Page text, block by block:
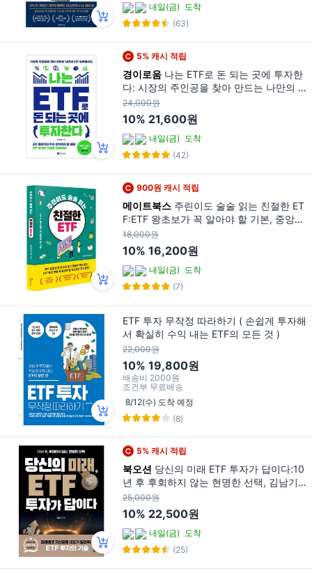
내일(금) 도착
(63)
5% 캐시 적립
경이로움 나는 ETF로 돈 되는 곳에 투자한
다: 시장의 주인공을 찾아 만드는 나만의 E
TF포트폴리오, 경이로움, 김수정
24,000원
10% 21,600원
내일(금) 도착
(42)
900원 캐시 적립
메이트북스 주린이도 술술 읽는 친절한 ET
F:ETF 왕초보가 꼭 알아야 할 기본, 중앙일
보 머니랩 저, 메이트북스
18,000원
10% 16,200원
내일(금) 도착
(7)
ETF 투자 무작정 따라하기 ( 손쉽게 투자해
서 확실히 수익 내는 ETF의 모든 것 )
22,000원
10% 19,800원
배송비 2000원
조건부 무료배송
8/12(수) 도착 예정
(8)
5% 캐시 적립
북오션 당신의 미래 ETF 투자가 답이다:10
년 후 후회하지 않는 현명한 선택, 김남기,
북오션
25,000원
10% 22,500원
내일(금) 도착
(25)